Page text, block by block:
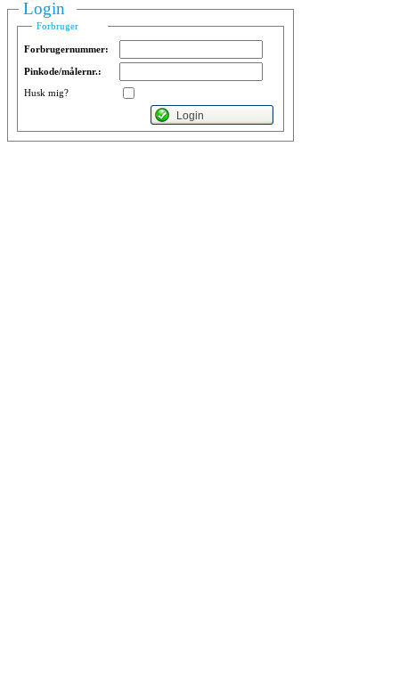
Login
Forbruger
Forbrugernummer:
Pinkode/målernr.:
Husk mig?
Login